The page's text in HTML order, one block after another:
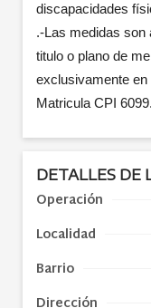
discapacidades
.-Las medidas son
titulo o plano de
exclusivamente en
Matricula CPI
DETALLES DE
Operación
Localidad
Barrio